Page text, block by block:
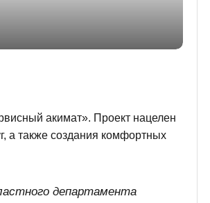
акимат». Проект нацелен
а также создания комфортных
департамента